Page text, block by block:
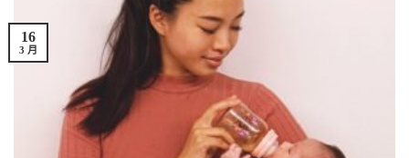
16
3 月